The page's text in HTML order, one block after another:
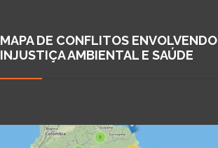
MAPA DE CONFLITOS ENVOLVENDO
INJUSTIÇA AMBIENTAL E SAÚDE